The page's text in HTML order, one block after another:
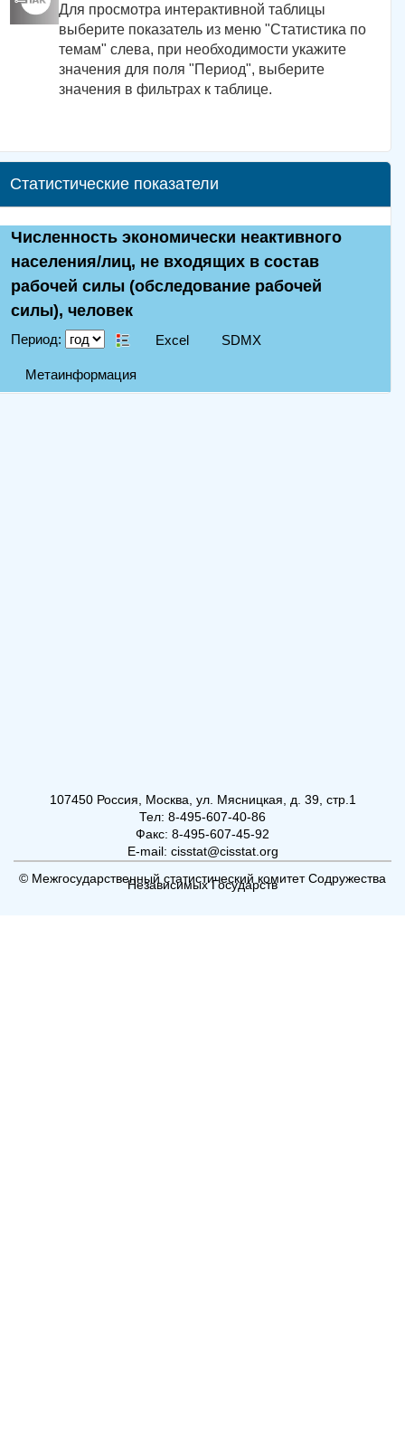
Для просмотра интерактивной таблицы
выберите показатель из меню "Статистика по
темам" слева, при необходимости укажите
значения для поля "Период", выберите
значения в фильтрах к таблице.
Статистические показатели
107450 Россия, Москва, ул. Мясницкая, д. 39, стр.1
Тел: 8-495-607-40-86
Факс: 8-495-607-45-92
E-mail: cisstat@cisstat.org
© Межгосударственный статистический комитет Содружества
Независимых Государств